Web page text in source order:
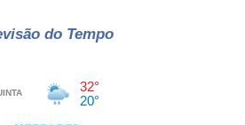
do Tempo